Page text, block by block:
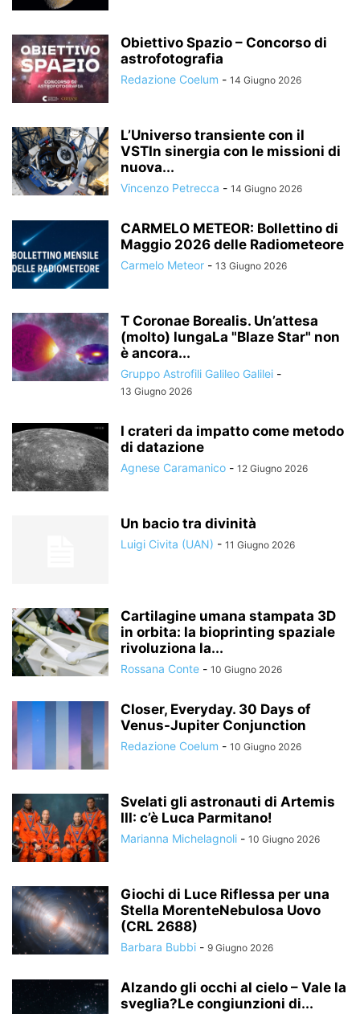
Obiettivo Spazio – Concorso di
astrofotografia
Redazione Coelum - 14 Giugno 2026
L’Universo transiente con il
VSTIn sinergia con le missioni di
nuova...
Vincenzo Petrecca - 14 Giugno 2026
CARMELO METEOR: Bollettino di
Maggio 2026 delle Radiometeore
Carmelo Meteor - 13 Giugno 2026
T Coronae Borealis. Un’attesa
(molto) lungaLa "Blaze Star" non
è ancora...
Gruppo Astrofili Galileo Galilei -
13 Giugno 2026
I crateri da impatto come metodo
di datazione
Agnese Caramanico - 12 Giugno 2026
Un bacio tra divinità
Luigi Civita (UAN) - 11 Giugno 2026
Cartilagine umana stampata 3D
in orbita: la bioprinting spaziale
rivoluziona la...
Rossana Conte - 10 Giugno 2026
Closer, Everyday. 30 Days of
Venus-Jupiter Conjunction
Redazione Coelum - 10 Giugno 2026
Svelati gli astronauti di Artemis
III: c’è Luca Parmitano!
Marianna Michelagnoli - 10 Giugno 2026
Giochi di Luce Riflessa per una
Stella MorenteNebulosa Uovo
(CRL 2688)
Barbara Bubbi - 9 Giugno 2026
Alzando gli occhi al cielo – Vale la
sveglia?Le congiunzioni di...